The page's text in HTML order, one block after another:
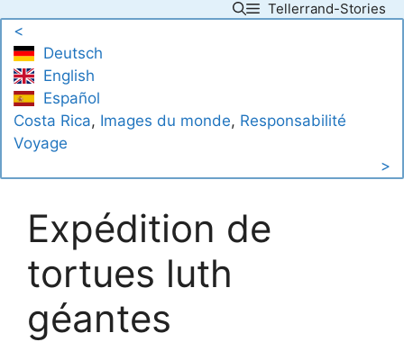
content
Tellerrand-Stories
<
Deutsch
English
Español
Costa Rica, Images du monde, Responsabilité
Voyage
>
Expédition de
tortues luth
géantes